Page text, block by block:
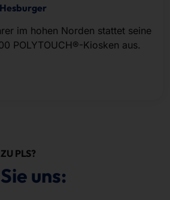
im hohen Norden stattet seine
POLYTOUCH®-Kiosken aus.
PLS?
uns: